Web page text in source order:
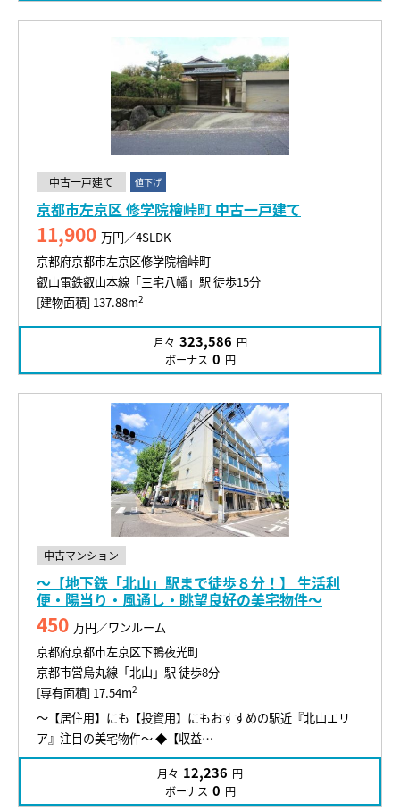
中古一戸建て 値下げ
京都市左京区 修学院檜峠町 中古一戸建て
11,900 万円／4SLDK
京都府京都市左京区修学院檜峠町
叡山電鉄叡山本線「三宅八幡」駅 徒歩15分
[建物面積] 137.88m2
月々 323,586 円
ボーナス 0 円
中古マンション
～【地下鉄「北山」駅まで徒歩８分！】 生活利
便・陽当り・風通し・眺望良好の美宅物件～
450 万円／ワンルーム
京都府京都市左京区下鴨夜光町
京都市営烏丸線「北山」駅 徒歩8分
[専有面積] 17.54m2
～【居住用】にも【投資用】にもおすすめの駅近『北山エリ
ア』注目の美宅物件～ ◆【収益…
月々 12,236 円
ボーナス 0 円